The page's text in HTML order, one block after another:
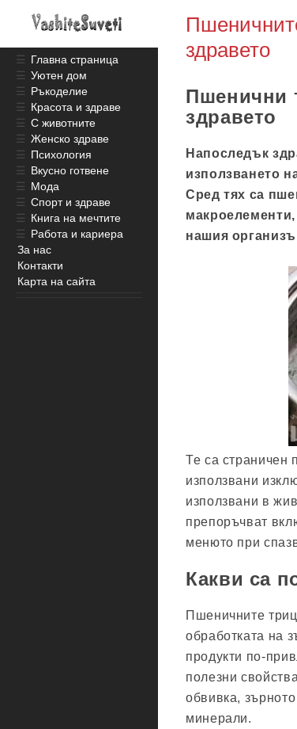
здравето
Пшенични
здравето
Напоследък
използването
Сред тях са
нашия
Те са страничен
използвани
използвани в
препоръчват
менюто при
Какви са
Пшеничните
обработката на
продукти по-
полезни
обвивка,
минерали.
☰ Главна страница
☰ Уютен дом
☰ Ръкоделие
☰ Красота и здраве
☰ С животните
☰ Женско здраве
☰ Психология
☰ Вкусно готвене
☰ Мода
☰ Спорт и здраве
☰ Книга на мечтите
☰ Работа и кариера
За нас
Контакти
Карта на сайта